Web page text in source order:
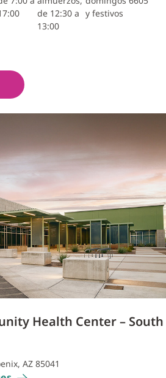
de 12:30 a
13:00
y festivos
Health Center – South
AZ 85041